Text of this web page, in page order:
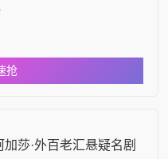
抢
加莎·外百老汇悬疑名剧